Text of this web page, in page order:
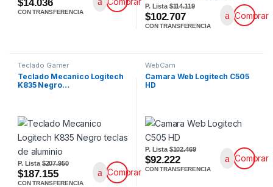
$14.036
CON TRANSFERENCIA
P. Lista$114.119
$102.707
CON TRANSFERENCIA
Comprar
Teclado Gamer
Teclado Mecanico Logitech
K835 Negro…
P. Lista$207.950
$187.155
CON TRANSFERENCIA
Comprar
WebCam
Camara Web Logitech C505
HD
P. Lista$102.469
$92.222
CON TRANSFERENCIA
Comprar